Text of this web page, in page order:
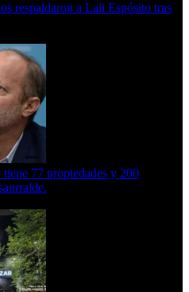
respaldaron a Lali Espósito tras
77 propiedades y 200